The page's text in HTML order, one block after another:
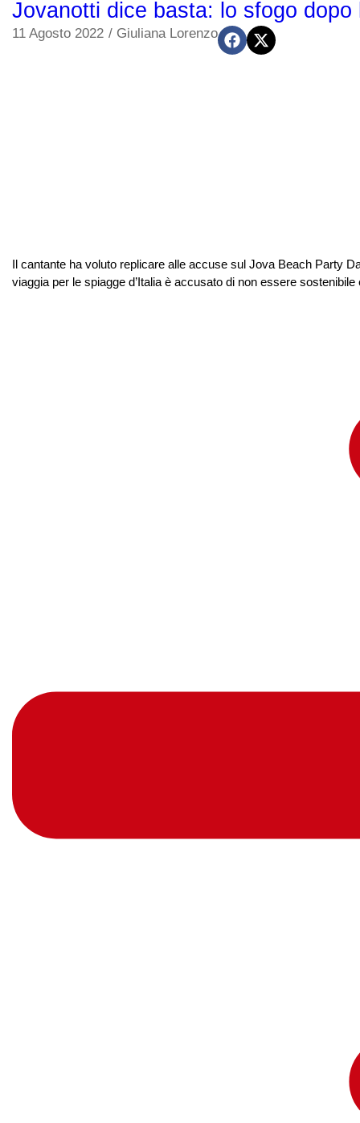
Jovanotti dice basta: lo sfogo
11 Agosto 2022 / Giuliana Lorenzo
Il cantante ha voluto replicare alle accuse sul Jova Beach Party
viaggia per le spiagge d’Italia è accusato di non essere